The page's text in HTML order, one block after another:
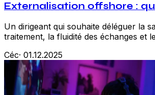
Externalisation offshore :
Un dirigeant qui souhaite déléguer la
traitement, la fluidité des échanges et
Céc· 01.12.2025